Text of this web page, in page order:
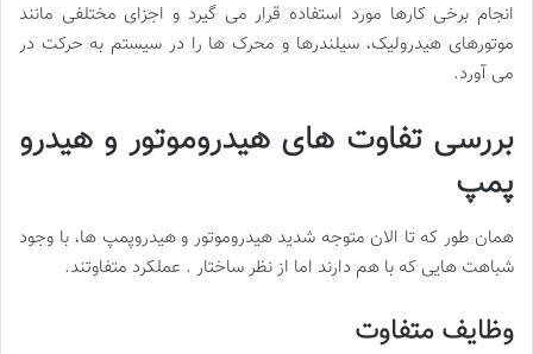
انجام برخی کارها مورد استفاده قرار می گیرد و اجزای مختلفی مانند
موتورهای هیدرولیک، سیلندرها و محرک ها را در سیستم به حرکت در
می آورد.
بررسی تفاوت های هیدروموتور و هیدرو
پمپ
همان طور که تا الان متوجه شدید هیدروموتور و هیدروپمپ ها، با وجود
شباهت هایی که با هم دارند اما از نظر ساختار . عملکرد متفاوتند.
وظایف متفاوت